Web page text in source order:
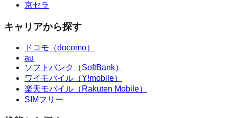
京セラ
キャリアから探す
ドコモ（docomo）
au
ソフトバンク（SoftBank）
ワイモバイル（Y!mobile）
楽天モバイル（Rakuten Mobile）
SIMフリー